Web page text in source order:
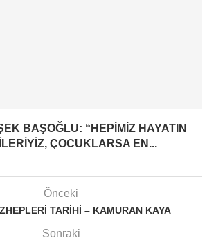
BAŞOĞLU: “HEPIMIZ HAYATIN
ÇOCUKLARSA EN...
Önceki
TARIHI – KAMURAN KAYA
Sonraki